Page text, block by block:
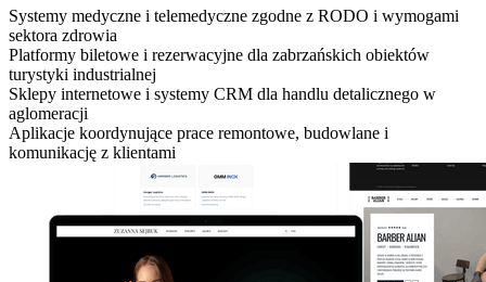
Systemy medyczne i telemedyczne zgodne z RODO i wymogami
sektora zdrowia
Platformy biletowe i rezerwacyjne dla zabrzańskich obiektów
turystyki industrialnej
Sklepy internetowe i systemy CRM dla handlu detalicznego w
aglomeracji
Aplikacje koordynujące prace remontowe, budowlane i
komunikację z klientami